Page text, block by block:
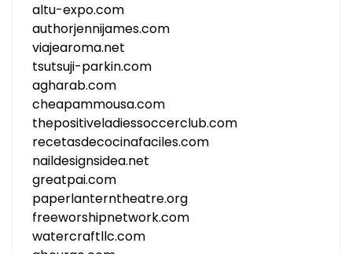
altu-expo.com
authorjennijames.com
viajearoma.net
tsutsuji-parkin.com
agharab.com
cheapammousa.com
thepositiveladiessoccerclub.com
recetasdecocinafaciles.com
naildesignsidea.net
greatpai.com
paperlanterntheatre.org
freeworshipnetwork.com
watercraftllc.com